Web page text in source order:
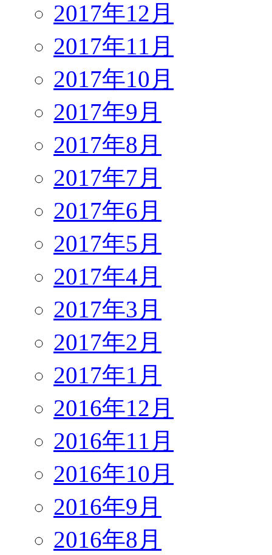
2017年12月
2017年11月
2017年10月
2017年9月
2017年8月
2017年7月
2017年6月
2017年5月
2017年4月
2017年3月
2017年2月
2017年1月
2016年12月
2016年11月
2016年10月
2016年9月
2016年8月